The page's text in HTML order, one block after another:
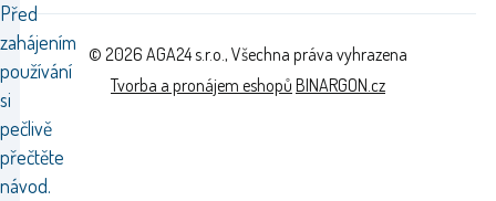
Před
zahájením
používání
si
pečlivě
přečtěte
návod.
© 2026 AGA24 s.r.o., Všechna práva vyhrazena
Tvorba a pronájem eshopů BINARGON.cz